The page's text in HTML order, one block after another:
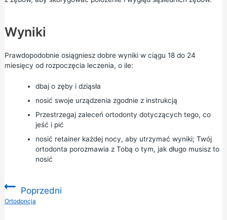
Wyniki
Prawdopodobnie osiągniesz dobre wyniki w ciągu 18 do 24
miesięcy od rozpoczęcia leczenia, o ile:
dbaj o zęby i dziąsła
nosić swoje urządzenia zgodnie z instrukcją
Przestrzegaj zaleceń ortodonty dotyczących tego, co
jeść i pić
nosić retainer każdej nocy, aby utrzymać wyniki; Twój
ortodonta porozmawia z Tobą o tym, jak długo musisz to
nosić
Poprzedni
:Ortodoncja